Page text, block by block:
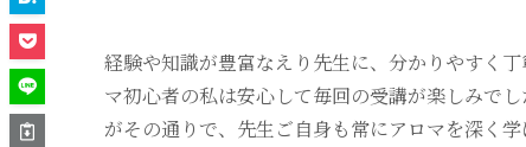
経験や知識が豊富なえり先生に、分かりやすく
マ初心者の私は安心して毎回の受講が楽しみで
がその通りで、先生ご自身も常にアロマを深く